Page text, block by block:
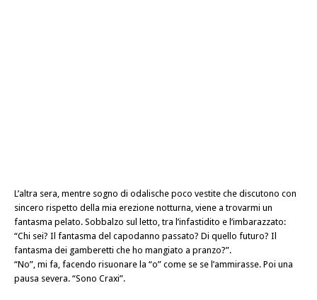
L’altra sera, mentre sogno di odalische poco vestite che discutono con
sincero rispetto della mia erezione notturna, viene a trovarmi un
fantasma pelato. Sobbalzo sul letto, tra l’infastidito e l’imbarazzato:
“Chi sei? Il fantasma del capodanno passato? Di quello futuro? Il
fantasma dei gamberetti che ho mangiato a pranzo?”.
“No”, mi fa, facendo risuonare la “o” come se se l’ammirasse. Poi una
pausa severa. “Sono Craxi”.